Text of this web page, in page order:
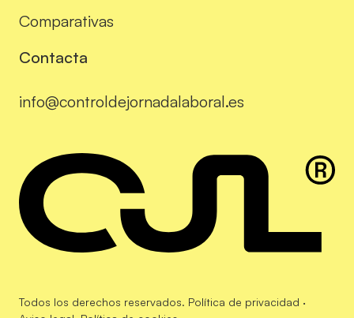
Comparativas
Contacta
info@controldejornadalaboral.es
Todos los derechos reservados. Política de privacidad ·